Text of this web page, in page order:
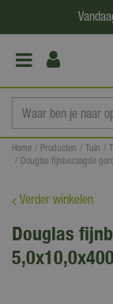
a
Home Producten Tuin
Douglas fijnbezaagde
Verder winkelen
Douglas